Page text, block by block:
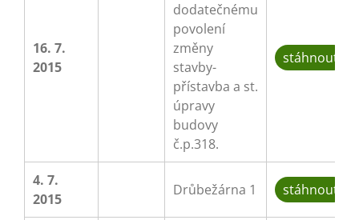
16. 7.
2015
dodatečnému
povolení
změny
stavby-
přístavba a st.
úpravy
budovy
č.p.318.
stáhnout
4. 7.
2015
Drůbežárna 1 stáhnout